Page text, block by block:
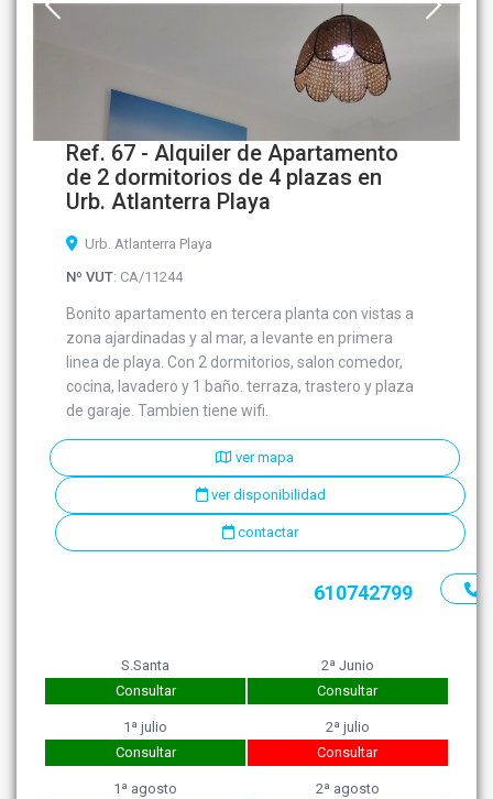
Ref. 67 - Alquiler de Apartamento
de 2 dormitorios de 4 plazas en
Urb. Atlanterra Playa
Urb. Atlanterra Playa
Nº VUT: CA/11244
Bonito apartamento en tercera planta con vistas a
zona ajardinadas y al mar, a levante en primera
linea de playa. Con 2 dormitorios, salon comedor,
cocina, lavadero y 1 baño. terraza, trastero y plaza
de garaje. Tambien tiene wifi.
ver mapa
ver disponibilidad
contactar
610742799
S.Santa
Consultar
2ª Junio
Consultar
1ª julio
Consultar
2ª julio
Consultar
1ª agosto
2ª agosto